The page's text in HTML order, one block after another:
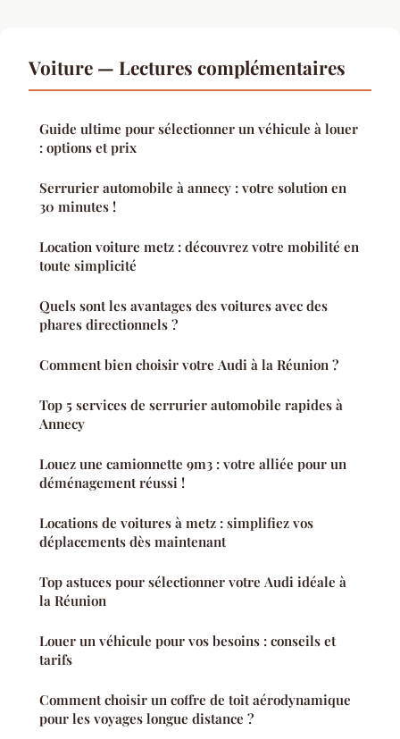
Voiture — Lectures complémentaires
Guide ultime pour sélectionner un véhicule à louer
: options et prix
Serrurier automobile à annecy : votre solution en
30 minutes !
Location voiture metz : découvrez votre mobilité en
toute simplicité
Quels sont les avantages des voitures avec des
phares directionnels ?
Comment bien choisir votre Audi à la Réunion ?
Top 5 services de serrurier automobile rapides à
Annecy
Louez une camionnette 9m3 : votre alliée pour un
déménagement réussi !
Locations de voitures à metz : simplifiez vos
déplacements dès maintenant
Top astuces pour sélectionner votre Audi idéale à
la Réunion
Louer un véhicule pour vos besoins : conseils et
tarifs
Comment choisir un coffre de toit aérodynamique
pour les voyages longue distance ?